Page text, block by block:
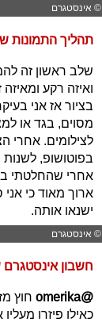
© אינסטגרם
תהליך התמונות
שלב ראשון זה
ואיזה רקע
בציור אז אני
מסוים, בגד או
לצילומים. אחרי
בפוטושופ,
ארוך מאוד כי
ישנאו אותה.
© אינסטגרם
חשבון אינסטגרם
@omerika
חוץ
כאילו פיזרו